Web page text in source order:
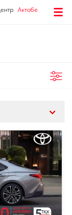
Актобе